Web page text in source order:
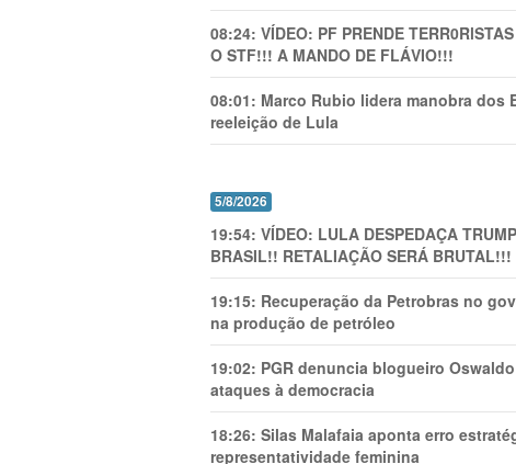
08:24: VÍDEO: PF PRENDE
O STF!!! A MANDO DE FLÁVIO!!!
08:01: Marco Rubio lidera manobra dos
reeleição de Lula
5/8/2026
19:54: VÍDEO: LULA DESPEDAÇA
BRASIL!! RETALIAÇÃO SERÁ BRUTAL!!!
19:15: Recuperação da Petrobras no
na produção de petróleo
19:02: PGR denuncia blogueiro
ataques à democracia
18:26: Silas Malafaia aponta erro
representatividade feminina